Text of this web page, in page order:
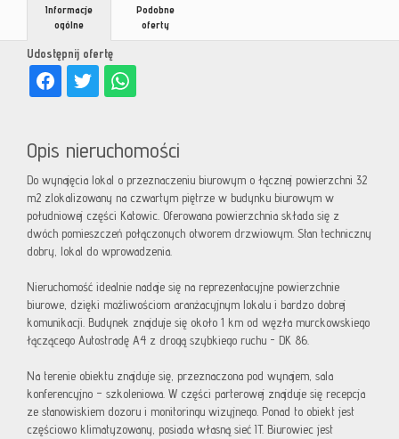
Udostępnij ofertę
Informacje
ogólne
Podobne
oferty
Opis nieruchomości
Do wynajęcia lokal o przeznaczeniu biurowym o łącznej powierzchni 32
m2 zlokalizowany na czwartym piętrze w budynku biurowym w
południowej części Katowic. Oferowana powierzchnia składa się z
dwóch pomieszczeń połączonych otworem drzwiowym. Stan techniczny
dobry, lokal do wprowadzenia.
Nieruchomość idealnie nadaje się na reprezentacyjne powierzchnie
biurowe, dzięki możliwościom aranżacyjnym lokalu i bardzo dobrej
komunikacji. Budynek znajduje się około 1 km od węzła murckowskiego
łączącego Autostradę A4 z drogą szybkiego ruchu - DK 86.
Na terenie obiektu znajduje się, przeznaczona pod wynajem, sala
konferencyjno – szkoleniowa. W części parterowej znajduje się recepcja
ze stanowiskiem dozoru i monitoringu wizyjnego. Ponad to obiekt jest
częściowo klimatyzowany, posiada własną sieć IT. Biurowiec jest